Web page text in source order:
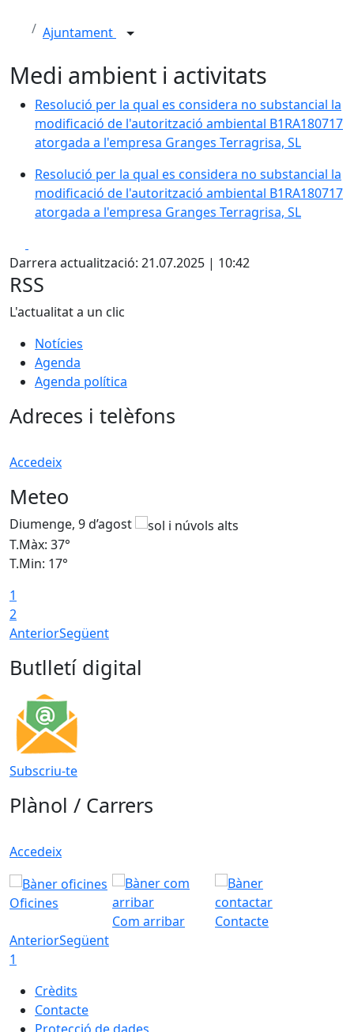
Ajuntament
Medi ambient i activitats
Resolució per la qual es considera no substancial la
modificació de l'autorització ambiental B1RA180717
atorgada a l'empresa Granges Terragrisa, SL
Resolució per la qual es considera no substancial la
modificació de l'autorització ambiental B1RA180717
atorgada a l'empresa Granges Terragrisa, SL
Darrera actualització: 21.07.2025 | 10:42
RSS
L'actualitat a un clic
Notícies
Agenda
Agenda política
Adreces i telèfons
Accedeix
Meteo
Diumenge, 9 d’agost
T.Màx: 37°
T.Min: 17°
1
2
AnteriorSegüent
Butlletí digital
Subscriu-te
Plànol / Carrers
Accedeix
Oficines
Com arribar
Contacte
AnteriorSegüent
1
Crèdits
Contacte